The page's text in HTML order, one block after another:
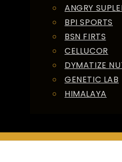
ANGRY
BPI SPORTS
BSN FIRTS
CELLUCOR
DYMATIZE
GENETIC LAB
HIMALAYA